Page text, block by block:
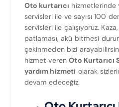
Oto kurtarıcı
servisleri ile ve sayısı 100
servisleri ile çalışıyoruz.
patlaması, akü bitmesi
çekinmeden bizi
hizmet verenOto Kurtarıcı
yardım hizmeti olarak
devam edeceğiz.